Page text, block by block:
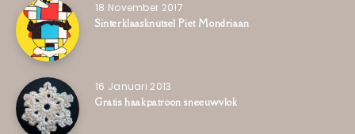
18 November 2017
Sinterklaasknutsel Piet Mondriaan
16 Januari 2013
Gratis haakpatroon sneeuwvlok